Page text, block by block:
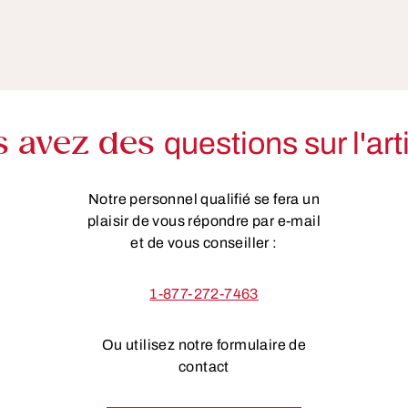
avez des questions sur
Notre personnel qualifié se fera un
plaisir de vous répondre par e-mail
et de vous conseiller :
1-877-272-7463
Ou utilisez notre formulaire de
contact